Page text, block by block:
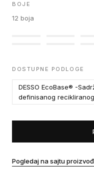
BOJE
12 boja
DOSTUPNE PODLOGE
DESSO EcoBase® -
definisanog
Pogledaj na sajtu